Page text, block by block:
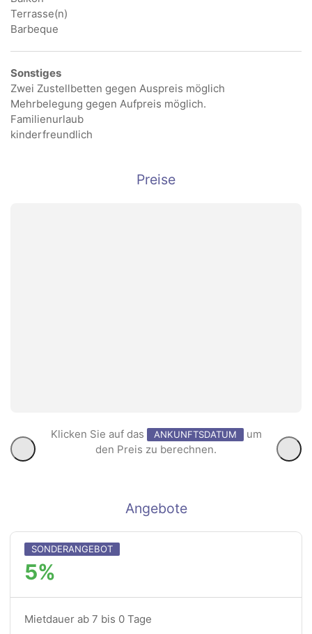
Terrasse(n)
Barbeque
Sonstiges
Zwei Zustellbetten gegen Auspreis möglich
Mehrbelegung gegen Aufpreis möglich.
Familienurlaub
kinderfreundlich
Preise
Klicken Sie auf das ANKUNFTSDATUM
um
den Preis zu berechnen.
Angebote
SONDERANGEBOT
5%
Mietdauer ab 7 bis 0 Tage